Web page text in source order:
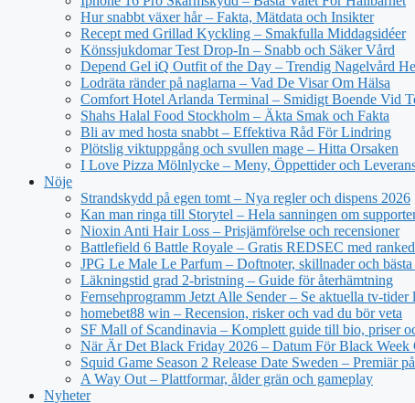
Hur snabbt växer hår – Fakta, Mätdata och Insikter
Recept med Grillad Kyckling – Smakfulla Middagsidéer
Könssjukdomar Test Drop-In – Snabb och Säker Vård
Depend Gel iQ Outfit of the Day – Trendig Nagelvård
Lodräta ränder på naglarna – Vad De Visar Om Hälsa
Comfort Hotel Arlanda Terminal – Smidigt Boende Vid
Shahs Halal Food Stockholm – Äkta Smak och Fakta
Bli av med hosta snabbt – Effektiva Råd För Lindring
Plötslig viktuppgång och svullen mage – Hitta Orsaken
I Love Pizza Mölnlycke – Meny, Öppettider och
Nöje
Strandskydd på egen tomt – Nya regler och dispens 2026
Kan man ringa till Storytel – Hela sanningen om
Nioxin Anti Hair Loss – Prisjämförelse och recensioner
Battlefield 6 Battle Royale – Gratis REDSEC med
JPG Le Male Le Parfum – Doftnoter, skillnader och
Läkningstid grad 2-bristning – Guide för återhämtning
Fernsehprogramm Jetzt Alle Sender – Se aktuella tv-tider
homebet88 win – Recension, risker och vad du bör veta
SF Mall of Scandinavia – Komplett guide till bio, priser
När Är Det Black Friday 2026 – Datum För Black Week
Squid Game Season 2 Release Date Sweden – Premiär
A Way Out – Plattformar, ålder grän och gameplay
Nyheter